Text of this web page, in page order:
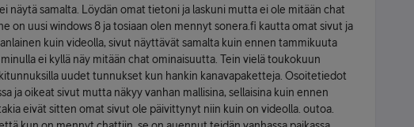
näytä samalta. Löydän omat tietoni ja laskuni mutta ei ole mitään chat
on uusi windows 8 ja tosiaan olen mennyt sonera.fi kautta omat sivut ja
kuin videolla, sivut näyttävät samalta kuin ennen tammikuuta
ei kyllä näy mitään chat ominaisuutta. Tein vielä toukokuun
uudet tunnukset kun hankin kanavapaketteja. Osoitetiedot
ja oikeat sivut mutta näkyy vanhan mallisina, sellaisina kuin ennen
eivät sitten omat sivut ole päivittynyt niin kuin on videolla. outoa.